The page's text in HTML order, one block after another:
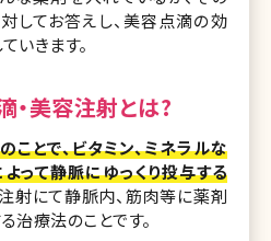
してお答えし、美容点滴の効
いきます。
・美容注射とは?
とで、ビタミン、ミネラルな
って静脈にゆっくり投与する
射にて静脈内、筋肉等に薬剤
治療法のことです。